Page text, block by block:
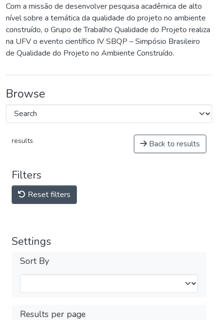
Com a missão de desenvolver pesquisa acadêmica de alto
nível sobre a temática da qualidade do projeto no ambiente
construído, o Grupo de Trabalho Qualidade do Projeto realiza
na UFV o evento científico IV SBQP – Simpósio Brasileiro
de Qualidade do Projeto no Ambiente Construído.
Browse
results Back to results
Filters
Reset filters
Settings
Sort By
Results per page